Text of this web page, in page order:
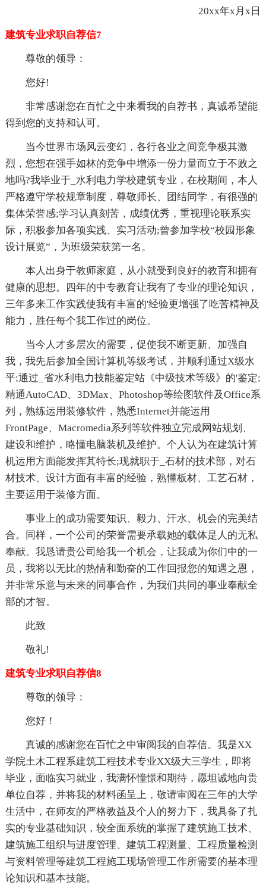
20xx年x月x日
建筑专业求职自荐信7
尊敬的领导：
您好!
非常感谢您在百忙之中来看我的自荐书，真诚希望能
得到您的支持和认可。
当今世界市场风云变幻，各行各业之间竞争极其激
烈，您想在强手如林的竞争中增添一份力量而立于不败之
地吗?我毕业于_水利电力学校建筑专业，在校期间，本人
严格遵守学校规章制度，尊敬师长、团结同学，有很强的
集体荣誉感;学习认真刻苦，成绩优秀，重视理论联系实
际，积极参加各项实践、实习活动;曾参加学校“校园形象
设计展览”，为班级荣获第一名。
本人出身于教师家庭，从小就受到良好的教育和拥有
健康的思想。四年的中专教育让我有了专业的理论知识，
三年多来工作实践使我有丰富的'经验更增强了吃苦精神及
能力，胜任每个我工作过的岗位。
当今人才多层次的需要，促使我不断更新、加强自
我，我先后参加全国计算机等级考试，并顺利通过X级水
平;通过_省水利电力技能鉴定站《中级技术等级》的'鉴定;
精通AutoCAD、3DMax、Photoshop等绘图软件及Office系
列，熟练运用装修软件，熟悉Internet并能运用
FrontPage、Macromedia系列等软件独立完成网站规划、
建设和维护，略懂电脑装机及维护。个人认为在建筑计算
机运用方面能发挥其特长;现就职于_石材的技术部，对石
材技术、设计方面有丰富的经验，熟懂板材、工艺石材，
主要运用于装修方面。
事业上的成功需要知识、毅力、汗水、机会的完美结
合。同样，一个公司的荣誉需要承载她的载体是人的无私
奉献。我恳请贵公司给我一个机会，让我成为你们中的一
员，我将以无比的热情和勤奋的工作回报您的知遇之恩，
并非常乐意与未来的同事合作，为我们共同的事业奉献全
部的才智。
此致
敬礼!
建筑专业求职自荐信8
尊敬的领导：
您好！
真诚的感谢您在百忙之中审阅我的自荐信。我是XX
学院土木工程系建筑工程技术专业XX级大三学生，即将
毕业，面临实习就业，我满怀憧憬和期待，愿坦诚地向贵
单位自荐，并将我的材料函呈上，敬请审阅在三年的大学
生活中，在师友的严格教益及个人的努力下，我具备了扎
实的专业基础知识，较全面系统的掌握了建筑施工技术、
建筑施工组织与进度管理、建筑工程测量、工程质量检测
与资料管理等建筑工程施工现场管理工作所需要的基本理
论知识和基本技能。